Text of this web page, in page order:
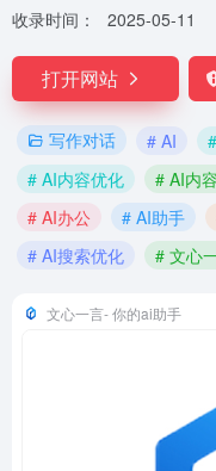
收录时间： 2025-05-11
打开网站
写作对话 # AI
# AI内容优化
# AI内
# AI办公
# AI助手
# AI搜索优化
# 文心
文心一言- 你的ai助手